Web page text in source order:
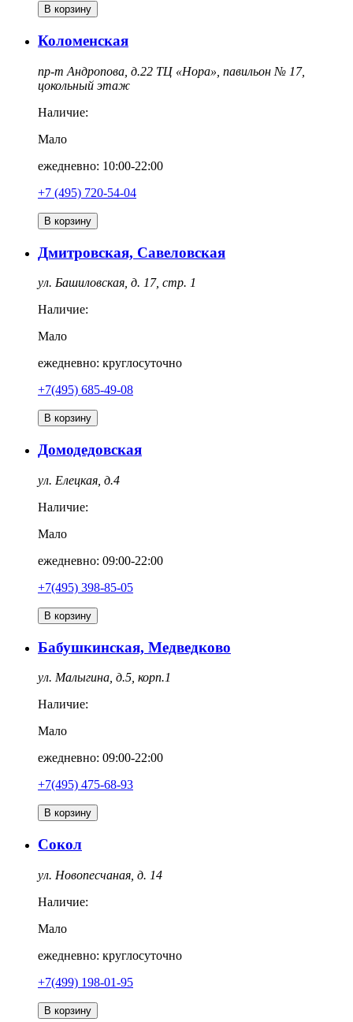
В корзину
Коломенская
пр-т Андропова, д.22 ТЦ «Нора», павильон № 17,
цокольный этаж
Наличие:
Мало
ежедневно: 10:00-22:00
‎+7 (495) 720-54-04
В корзину
Дмитровская, Савеловская
ул. Башиловская, д. 17, стр. 1
Наличие:
Мало
ежедневно: круглосуточно
+7(495) 685-49-08
В корзину
Домодедовская
ул. Елецкая, д.4
Наличие:
Мало
ежедневно: 09:00-22:00
+7(495) 398-85-05
В корзину
Бабушкинская, Медведково
ул. Малыгина, д.5, корп.1
Наличие:
Мало
ежедневно: 09:00-22:00
+7(495) 475-68-93
В корзину
Сокол
ул. Новопесчаная, д. 14
Наличие:
Мало
ежедневно: круглосуточно
+7(499) 198-01-95
В корзину